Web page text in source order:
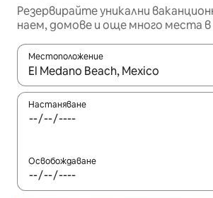
Резервирайте уникални
наем, домове и още много места
Местоположение
Когато резултатите се покажат,
Настаняване
Освобождаване